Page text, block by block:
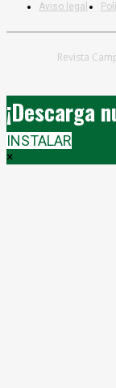
Aviso legal
Revista
¡Descarga
INSTALAR
×